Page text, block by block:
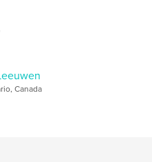
Canada